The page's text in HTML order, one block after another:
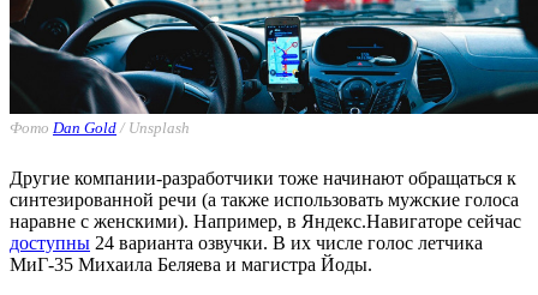
Фото Dan Gold/ Unsplash
Другие компании-разработчики тоже начинают обращаться к
синтезированной речи (а также использовать мужские голоса
наравне с женскими). Например, в Яндекс.Навигаторе сейчас
доступны 24 варианта озвучки. В их числе голос летчика
МиГ-35 Михаила Беляева и магистра Йоды.